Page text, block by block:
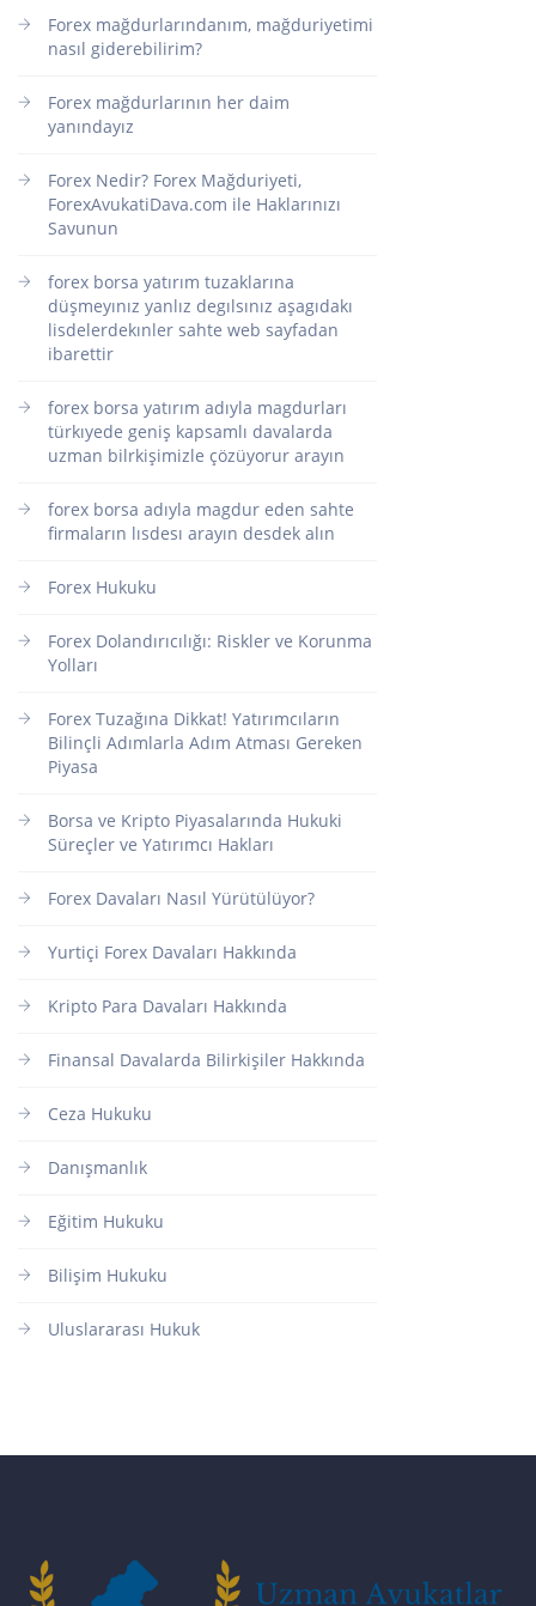
Forex mağdurlarındanım, mağduriyetimi
nasıl giderebilirim?
Forex mağdurlarının her daim
yanındayız
Forex Nedir? Forex Mağduriyeti,
ForexAvukatiDava.com ile Haklarınızı
Savunun
forex borsa yatırım tuzaklarına
düşmeyınız yanlız degılsınız aşagıdakı
lisdelerdekınler sahte web sayfadan
ibarettir
forex borsa yatırım adıyla magdurları
türkıyede geniş kapsamlı davalarda
uzman bilrkişimizle çözüyorur arayın
forex borsa adıyla magdur eden sahte
firmaların lısdesı arayın desdek alın
Forex Hukuku
Forex Dolandırıcılığı: Riskler ve Korunma
Yolları
Forex Tuzağına Dikkat! Yatırımcıların
Bilinçli Adımlarla Adım Atması Gereken
Piyasa
Borsa ve Kripto Piyasalarında Hukuki
Süreçler ve Yatırımcı Hakları
Forex Davaları Nasıl Yürütülüyor?
Yurtiçi Forex Davaları Hakkında
Kripto Para Davaları Hakkında
Finansal Davalarda Bilirkişiler Hakkında
Ceza Hukuku
Danışmanlık
Eğitim Hukuku
Bilişim Hukuku
Uluslararası Hukuk